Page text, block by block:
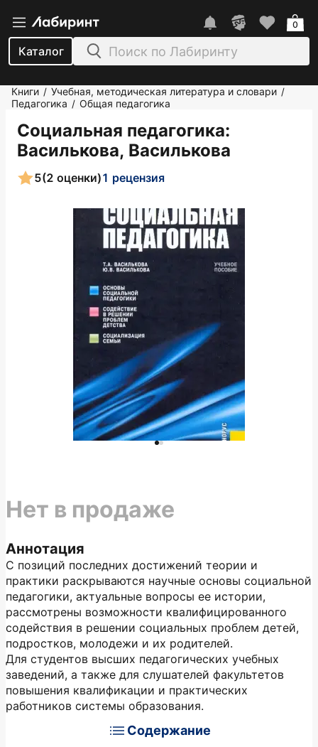
Каталог
0
Книги / Учебная, методическая литература и словари /
Педагогика / Общая педагогика
Социальная педагогика:
Василькова, Василькова
5(2 оценки)1 рецензия
Аннотация
С позиций последних достижений теории и
практики раскрываются научные основы социальной
педагогики, актуальные вопросы ее истории,
рассмотрены возможности квалифицированного
содействия в решении социальных проблем детей,
подростков, молодежи и их родителей.
Для студентов высших педагогических учебных
заведений, а также для слушателей факультетов
повышения квалификации и практических
работников системы образования.
Содержание
Нет в продаже